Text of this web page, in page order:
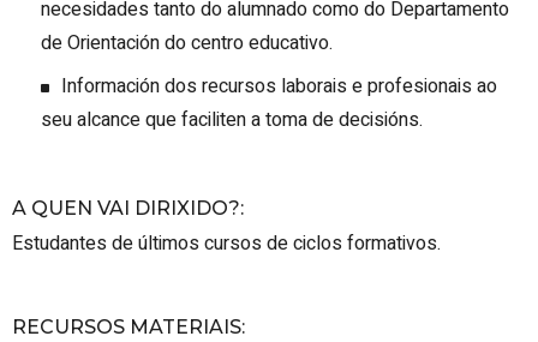
necesidades tanto do alumnado como do Departamento
de Orientación do centro educativo.
Información dos recursos laborais e profesionais ao
seu alcance que faciliten a toma de decisións.
A QUEN VAI DIRIXIDO?:
Estudantes de últimos cursos de ciclos formativos.
RECURSOS MATERIAIS: